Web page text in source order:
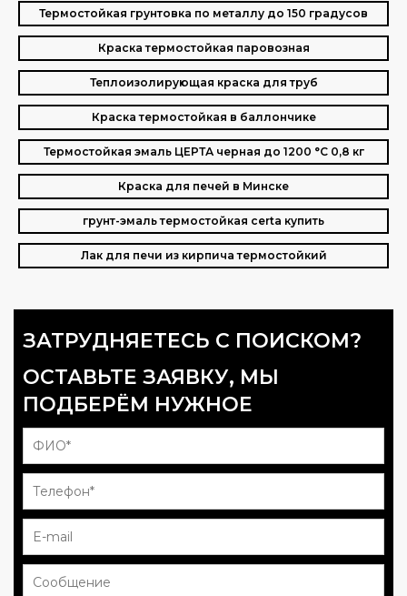
Термостойкая грунтовка по металлу до 150 градусов
Краска термостойкая паровозная
Теплоизолирующая краска для труб
Краска термостойкая в баллончике
Термостойкая эмаль ЦЕРТА черная до 1200 °C 0,8 кг
Краска для печей в Минске
грунт-эмаль термостойкая certa купить
Лак для печи из кирпича термостойкий
ЗАТРУДНЯЕТЕСЬ С ПОИСКОМ?
ОСТАВЬТЕ ЗАЯВКУ, МЫ
ПОДБЕРЁМ НУЖНОЕ